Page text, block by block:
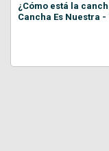
¿Cómo está la
Cancha Es Nuestra -